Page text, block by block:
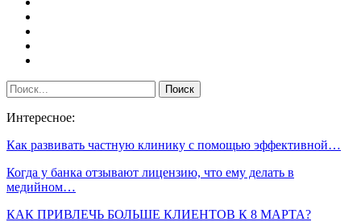
Интересное:
Как развивать частную клинику с помощью эффективной…
Когда у банка отзывают лицензию, что ему делать в
медийном…
КАК ПРИВЛЕЧЬ БОЛЬШЕ КЛИЕНТОВ К 8 МАРТА?